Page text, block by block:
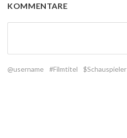
KOMMENTARE
@username #Filmtitel $Schauspieler